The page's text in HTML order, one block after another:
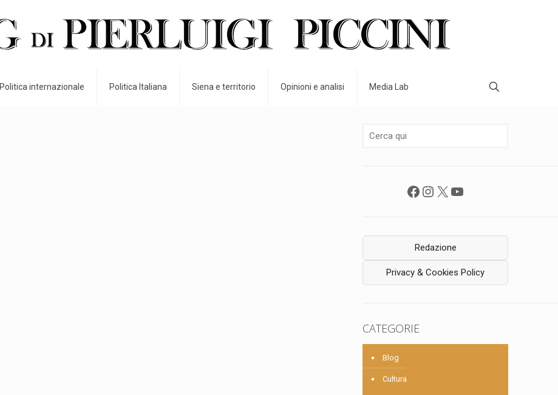
Politica internazionale Politica Italiana Siena e territorio Opinioni e analisi Media Lab
Facebook
Instagram
X YouTube
Redazione
Privacy & Cookies Policy
CATEGORIE
Blog
Cultura